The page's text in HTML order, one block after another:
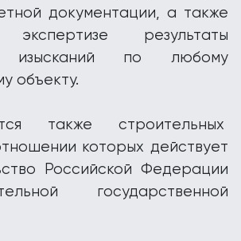
документации, а также
экспертизе результаты
изысканий по любому
объекту.
также строительных
которых действует
Российской Федерации
государственной